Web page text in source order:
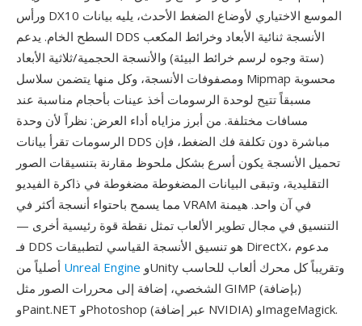
ورأس DX10 الموسع الاختياري لأوضاع الضغط الأحدث، يليه بيانات
السطح الخام. يدعم DDS الأنسجة ثنائية الأبعاد وخرائط المكعب
(ستة وجوه لرسم خرائط البيئة) والأنسجة الحجمية/ثلاثية الأبعاد
ومصفوفات الأنسجة، وكل منها يتضمن سلاسل Mipmap محسوبة
مسبقاً تتيح لوحدة الرسومات أخذ عينات بأحجام مناسبة عند
مسافات مختلفة. من أبرز مزاياه أداء العرض: نظراً لأن وحدة
الرسومات تقرأ بيانات DDS مباشرة دون تكلفة فك الضغط، فإن
تحميل الأنسجة يكون أسرع بشكل ملحوظ مقارنة بتنسيقات الصور
التقليدية، وتبقى البيانات المضغوطة مضغوطة في ذاكرة الفيديو
مما يسمح باحتواء أنسجة أكثر في VRAM في آن واحد. هيمنة
التنسيق في مجال تطوير الألعاب تمثل نقطة قوة رئيسية أخرى —
فـ DDS هو تنسيق الأنسجة القياسي لتطبيقات DirectX، مدعوم
Unreal Engine
الشخصي، إضافة إلى محررات الصور مثل GIMP (بإضافة)
وPaint.NET وPhotoshop (عبر إضافة NVIDIA) وImageMagick.